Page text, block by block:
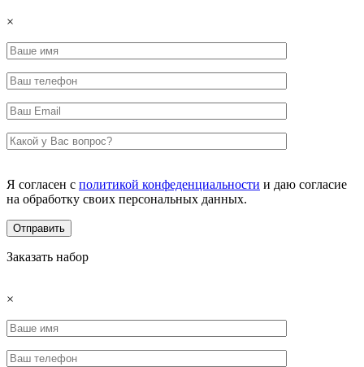
×
Я согласен с политикой конфеденциальности и даю согласие
на обработку своих персональных данных.
Заказать набор
×